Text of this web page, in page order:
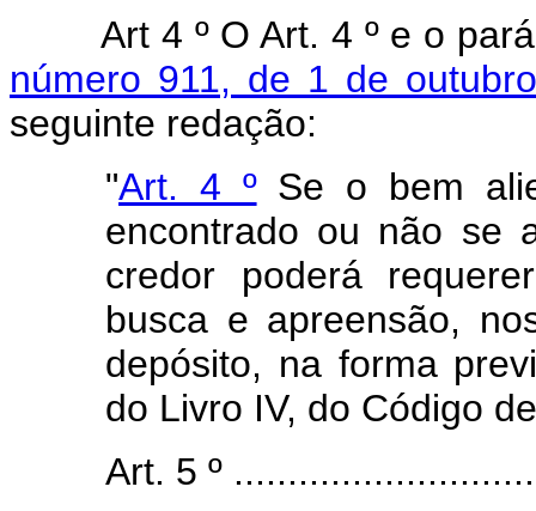
Art 4 º O Art. 4 º e o
número 911, de 1 de
seguinte redação:
"Art. 4 ºSe o bem
encontrado ou não se
credor poderá
busca e apreensão,
depósito, na forma
do Livro IV, do Código
Art. 5 º